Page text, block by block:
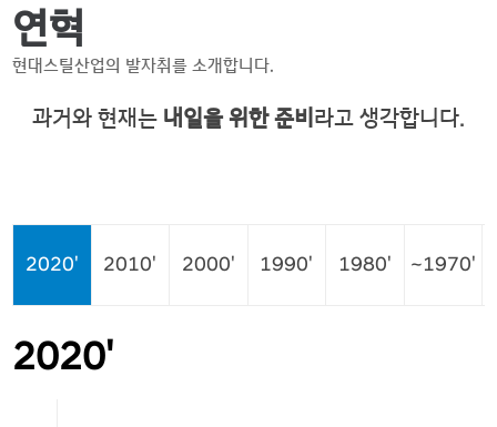
연혁
현대스틸산업의 발자취를 소개합니다.
과거와 현재는 내일을 위한 준비 라고 생각합니다.
2020' 2010' 2000' 1990' 1980' ~1970'
2020'